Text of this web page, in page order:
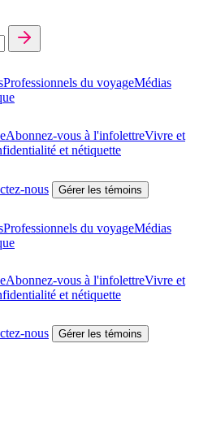
Professionnels du voyageMédias
Abonnez-vous à l'infolettreVivre et
et nétiquette
nous Gérer les témoins
Professionnels du voyageMédias
Abonnez-vous à l'infolettreVivre et
et nétiquette
nous Gérer les témoins